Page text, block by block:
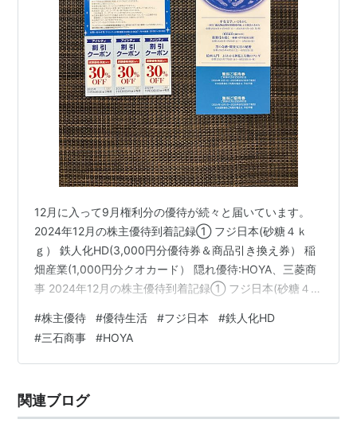
12月に入って9月権利分の優待が続々と届いています。
2024年12月の株主優待到着記録① フジ日本(砂糖４ｋ
ｇ） 鉄人化HD(3,000円分優待券＆商品引き換え券） 稲
畑産業(1,000円分クオカード） 隠れ優待:HOYA、三菱商
事 2024年12月の株主優待到着記録① フジ日本(砂糖４ｋ
㎏。昨年分もまだ余っているけど…。賞味期限ないから
大丈夫。この株持っていれば一生お砂糖買わないで済み
ます。 鉄人化HD(3,000円分優待券＆商品引き換え券）
ワインかラーメンギフトセットをいただけ…
#株主優待 #優待生活 #フジ日本 #鉄人化HD
#三石商事 #HOYA
関連ブログ